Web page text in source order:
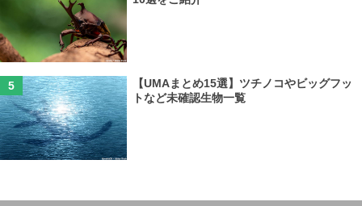
【UMAまとめ15選】ツチノコやビッグフッ
トなど未確認生物一覧